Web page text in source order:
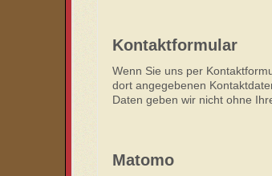
Kontaktformular
Wenn Sie uns per
dort angegebenen
Daten geben wir nicht ohne
Matomo